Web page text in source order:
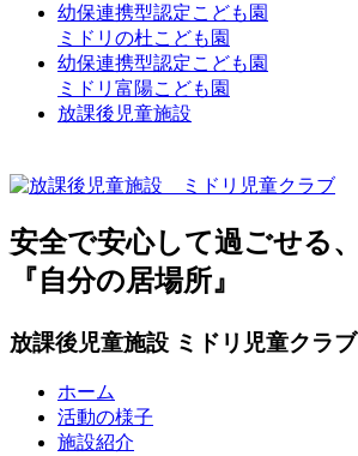
幼保連携型認定こども園
ミドリの杜こども園
幼保連携型認定こども園
ミドリ富陽こども園
放課後児童施設
安全で安心して過ごせる、
『自分の居場所』
放課後児童施設 ミドリ児童クラブ
ホーム
活動の様子
施設紹介